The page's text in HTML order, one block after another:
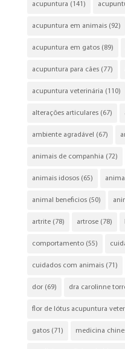
acupuntura (141)
acupuntura em animais(92)
acupuntura em gatos(89)
acupuntura para cães(77)
acupuntura veterinária (110)
alterações articulares(67)
ambiente agradável (67)
animais de companhia (72)
animais idosos(65) animal
animal beneficios(50)
artrite(78) artrose(78)
comportamento(55)
cuidados com animais(71)
dor(69) dra carolinne
flor de lótus acupuntura
gatos(71) medicina